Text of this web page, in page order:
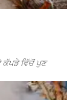
ਕੱਪੜੇ ਵਿੱਚੋਂ ਪੁਣ